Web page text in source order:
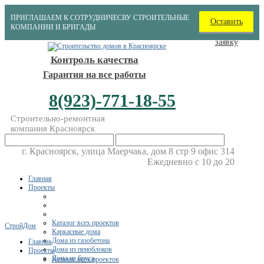
ПРИГЛАШАЕМ К СОТРУДНИЧЕСВУ СТРОИТЕЛЬНЫЕ
КОМПАНИИ И БРИГАДЫ
Оставить
заявку
Контроль качества
Гарантия на все работы
8(923)-771-18-55
Строительно-ремонтная
компания Красноярск
г. Красноярск, улица Маерчака, дом 8 стр 9 офис 314
Ежедневно с 10 до 20
Главная
Проекты
Каталог всех проектов
Каркасные дома
Дома из газобетона
Дома из пеноблоков
Дома из бруса
СтройДом
Главная
Проекты
Каталог всех проектов